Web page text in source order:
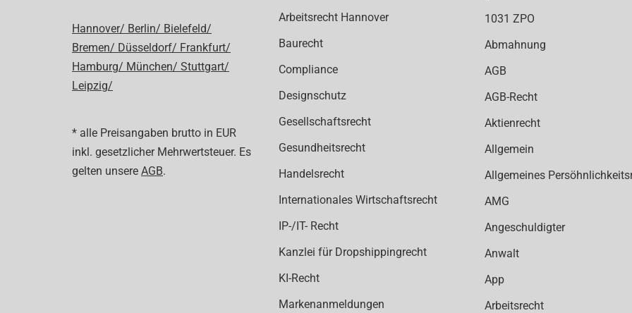
Hannover/ Berlin/ Bielefeld/
Bremen/ Düsseldorf/ Frankfurt/
Hamburg/ München/ Stuttgart/
Leipzig/
* alle Preisangaben brutto in EUR
inkl. gesetzlicher Mehrwertsteuer. Es
gelten unsere AGB.
Arbeitsrecht Hannover
Baurecht
Compliance
Designschutz
Gesellschaftsrecht
Gesundheitsrecht
Handelsrecht
Internationales Wirtschaftsrecht
IP-/IT- Recht
Kanzlei für Dropshippingrecht
KI-Recht
Markenanmeldungen
1031 ZPO
Abmahnung
AGB
AGB-Recht
Aktienrecht
Allgemein
Allgemeines
AMG
Angeschuldigter
Anwalt
App
Arbeitsrecht